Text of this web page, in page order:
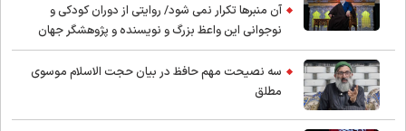
آن منبرها تکرار نمی شود/ روایتی از دوران کودکی و
نوجوانی این واعظ بزرگ و نویسنده و پژوهشگر جهان
اسلام
سه نصیحت مهم حافظ در بیان حجت الاسلام موسوی
مطلق